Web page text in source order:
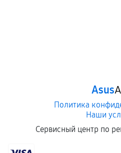
Asus
Политика
Наши
Сервисный центр по